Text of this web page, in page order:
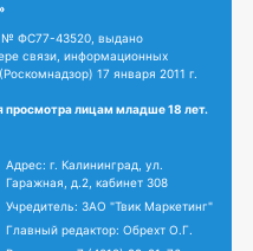
№ ФС77-43520, выдано
связи, информационных
17 января 2011 г.
просмотра лицам младше 18 лет.
Адрес: г. Калининград, ул.
Гаражная, д.2, кабинет 308
Учредитель: ЗАО "Твик Маркетинг"
Главный редактор: Обрехт О.Г.